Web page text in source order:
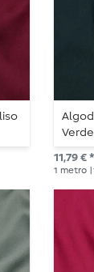
11,79 € *
1 metro